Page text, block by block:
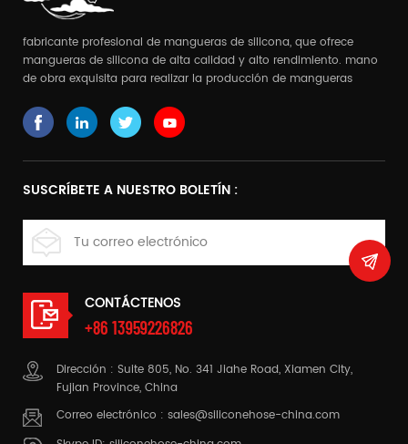
fabricante profesional de mangueras de silicona, que ofrece
mangueras de silicona de alta calidad y alto rendimiento. mano
de obra exquisita para realizar la producción de mangueras
SUSCRÍBETE A NUESTRO BOLETÍN :
CONTÁCTENOS
+86 13959226826
Dirección : Suite 805, No. 341 Jiahe Road, Xiamen City,
Fujian Province, China
Correo electrónico : sales@siliconehose-china.com